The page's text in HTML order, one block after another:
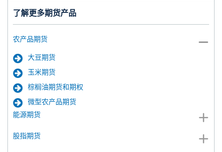
了解更多期货产品
农产品期货
大豆期货
玉米期货
棕榈油期货和期权
微型农产品期货
能源期货
股指期货